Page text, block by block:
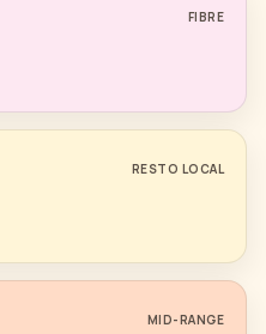
FIBRE
RESTO LOCAL
MID-RANGE